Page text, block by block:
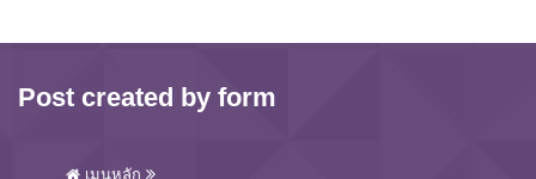
Post created by form
เมนูหลัก